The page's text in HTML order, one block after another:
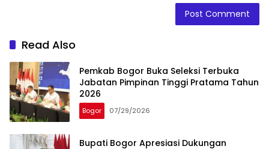
Read Also
Pemkab Bogor Buka Seleksi Terbuka
Jabatan Pimpinan Tinggi Pratama Tahun
2026
Bogor 07/29/2026
Bupati Bogor Apresiasi Dukungan